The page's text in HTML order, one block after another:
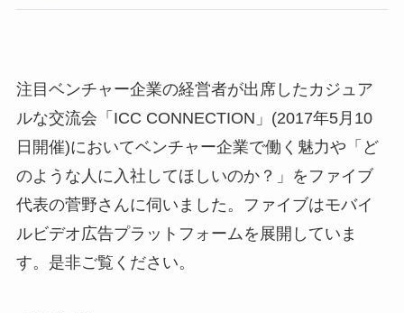
注目ベンチャー企業の経営者が出席したカジュア
ルな交流会「ICC CONNECTION」(2017年5月10
日開催)においてベンチャー企業で働く魅力や「ど
のような人に入社してほしいのか？」をファイブ
代表の菅野さんに伺いました。ファイブはモバイ
ルビデオ広告プラットフォームを展開していま
す。是非ご覧ください。